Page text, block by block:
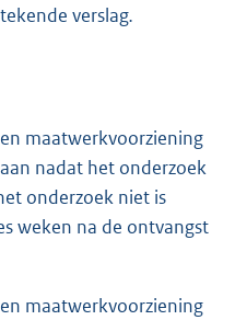
verslag.
maatwerkvoorziening
nadat het onderzoek
onderzoek niet is
weken na de ontvangst
maatwerkvoorziening